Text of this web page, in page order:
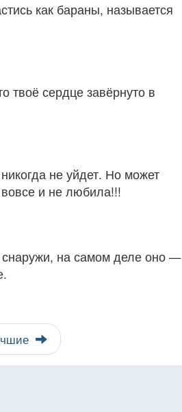
как бараны, называется
твоё сердце завёрнуто в
не уйдет. Но может
вовсе и не любила!!!
снаружи, на самом деле оно —